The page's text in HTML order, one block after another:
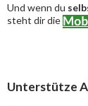
Und wenn du
steht dir die
Unterstütze